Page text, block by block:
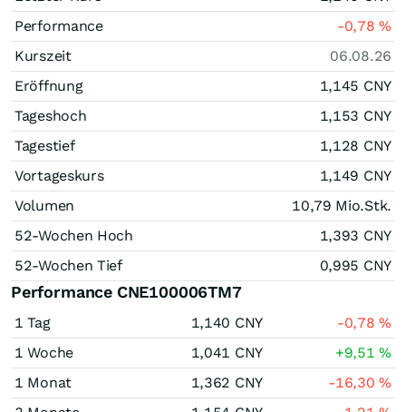
Performance
-0,78%
Kurszeit
06.08.26
Eröffnung
1,145 CNY
Tageshoch
1,153 CNY
Tagestief
1,128 CNY
Vortageskurs
1,149 CNY
Volumen
10,79 Mio.Stk.
52-Wochen Hoch
1,393 CNY
52-Wochen Tief
0,995 CNY
Performance CNE100006TM7
1 Tag 1,140 CNY -0,78%
1 Woche
1,041 CNY +9,51%
1 Monat
1,362 CNY -16,30%